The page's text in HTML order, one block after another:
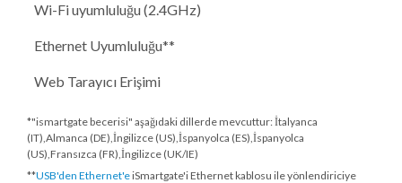
Wi-Fi uyumluluğu (2.4GHz)
Ethernet Uyumluluğu**
Web Tarayıcı Erişimi
*"ismartgate becerisi" aşağıdaki dillerde mevcuttur: İtalyanca
(IT),Almanca (DE),İngilizce (US),İspanyolca (ES),İspanyolca
(US),Fransızca (FR),İngilizce (UK/IE)
**USB'den Ethernet'eiSmartgate'i Ethernet kablosu ile yönlendiriciye